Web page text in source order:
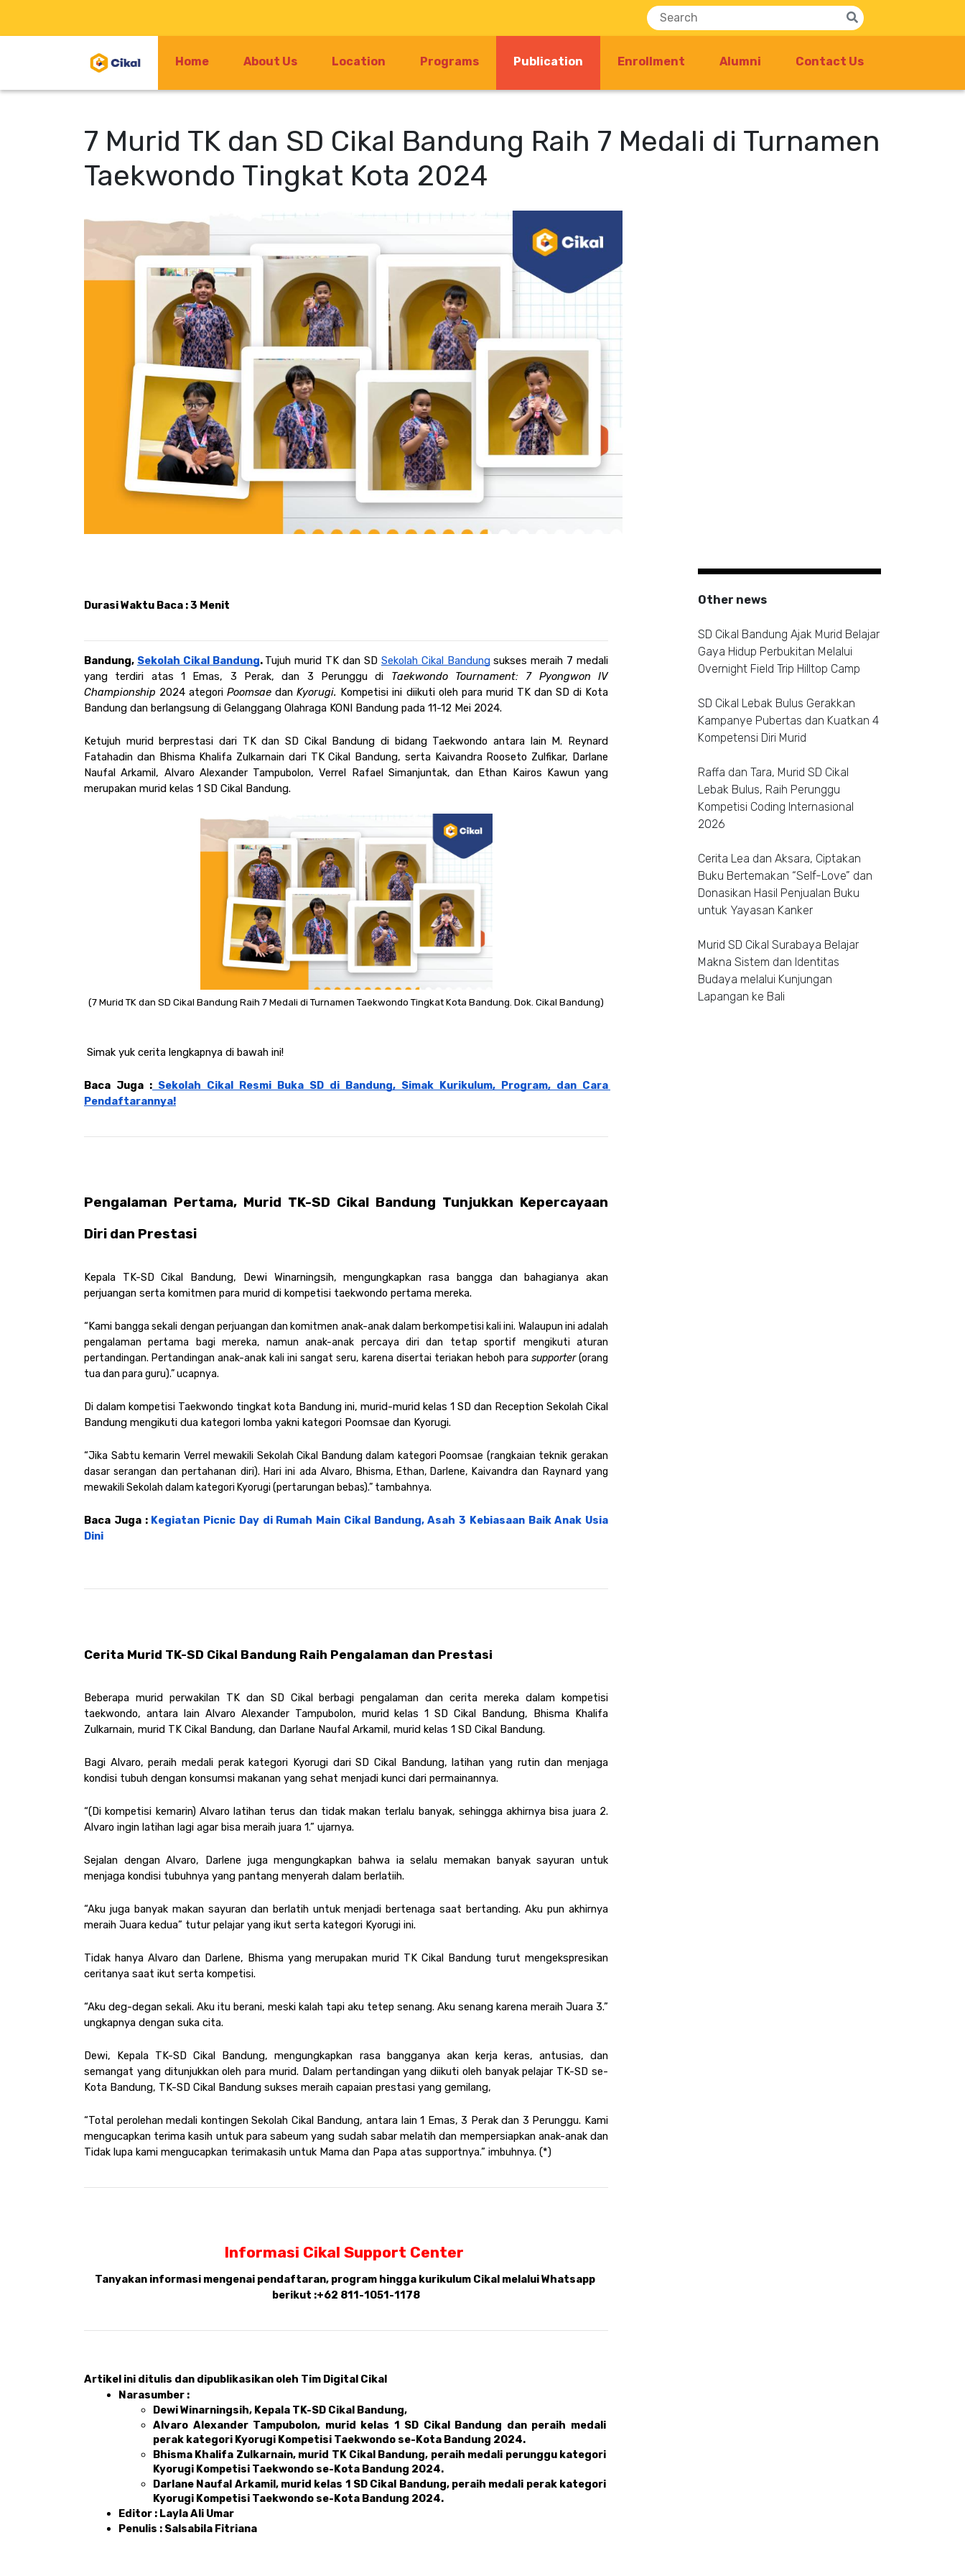
Home About Us Location Programs Publication (current)Enrollment Alumni Contact Us
7 Murid TK dan SD Cikal Bandung Raih 7 Medali di Turnamen
Taekwondo Tingkat Kota 2024
Durasi Waktu Baca : 3 Menit
Bandung, Sekolah Cikal Bandung. Tujuh murid TK dan SD Sekolah Cikal Bandung sukses meraih 7 medali
yang terdiri atas 1 Emas, 3 Perak, dan 3 Perunggu di Taekwondo Tournament: 7 Pyongwon IV
Championship 2024 ategori Poomsae dan Kyorugi. Kompetisi ini diikuti oleh para murid TK dan SD di Kota
Bandung dan berlangsung di Gelanggang Olahraga KONI Bandung pada 11-12 Mei 2024.
Ketujuh murid berprestasi dari TK dan SD Cikal Bandung di bidang Taekwondo antara lain M. Reynard
Fatahadin dan Bhisma Khalifa Zulkarnain dari TK Cikal Bandung, serta Kaivandra Rooseto Zulfikar, Darlane
Naufal Arkamil, Alvaro Alexander Tampubolon, Verrel Rafael Simanjuntak, dan Ethan Kairos Kawun yang
merupakan murid kelas 1 SD Cikal Bandung.
(7 Murid TK dan SD Cikal Bandung Raih 7 Medali di Turnamen Taekwondo Tingkat Kota Bandung. Dok. Cikal Bandung)
Simak yuk cerita lengkapnya di bawah ini!
Baca Juga : Sekolah Cikal Resmi Buka SD di Bandung, Simak Kurikulum, Program, dan Cara
Pendaftarannya!
Pengalaman Pertama, Murid TK-SD Cikal Bandung Tunjukkan Kepercayaan
Diri dan Prestasi
Kepala TK-SD Cikal Bandung, Dewi Winarningsih, mengungkapkan rasa bangga dan bahagianya akan
perjuangan serta komitmen para murid di kompetisi taekwondo pertama mereka.
“Kami bangga sekali dengan perjuangan dan komitmen anak-anak dalam berkompetisi kali ini. Walaupun ini adalah
pengalaman pertama bagi mereka, namun anak-anak percaya diri dan tetap sportif mengikuti aturan
pertandingan. Pertandingan anak-anak kali ini sangat seru, karena disertai teriakan heboh para supporter (orang
tua dan para guru).” ucapnya.
Di dalam kompetisi Taekwondo tingkat kota Bandung ini, murid-murid kelas 1 SD dan Reception Sekolah Cikal
Bandung mengikuti dua kategori lomba yakni kategori Poomsae dan Kyorugi.
“Jika Sabtu kemarin Verrel mewakili Sekolah Cikal Bandung dalam kategori Poomsae (rangkaian teknik gerakan
dasar serangan dan pertahanan diri). Hari ini ada Alvaro, Bhisma, Ethan, Darlene, Kaivandra dan Raynard yang
mewakili Sekolah dalam kategori Kyorugi (pertarungan bebas).” tambahnya.
Baca Juga : Kegiatan Picnic Day di Rumah Main Cikal Bandung, Asah 3 Kebiasaan Baik Anak Usia
Dini
Cerita Murid TK-SD Cikal Bandung Raih Pengalaman dan Prestasi
Beberapa murid perwakilan TK dan SD Cikal berbagi pengalaman dan cerita mereka dalam kompetisi
taekwondo, antara lain Alvaro Alexander Tampubolon, murid kelas 1 SD Cikal Bandung, Bhisma Khalifa
Zulkarnain, murid TK Cikal Bandung, dan Darlane Naufal Arkamil, murid kelas 1 SD Cikal Bandung.
Bagi Alvaro, peraih medali perak kategori Kyorugi dari SD Cikal Bandung, latihan yang rutin dan menjaga
kondisi tubuh dengan konsumsi makanan yang sehat menjadi kunci dari permainannya.
“(Di kompetisi kemarin) Alvaro latihan terus dan tidak makan terlalu banyak, sehingga akhirnya bisa juara 2.
Alvaro ingin latihan lagi agar bisa meraih juara 1.” ujarnya.
Sejalan dengan Alvaro, Darlene juga mengungkapkan bahwa ia selalu memakan banyak sayuran untuk
menjaga kondisi tubuhnya yang pantang menyerah dalam berlatiih.
“Aku juga banyak makan sayuran dan berlatih untuk menjadi bertenaga saat bertanding. Aku pun akhirnya
meraih Juara kedua” tutur pelajar yang ikut serta kategori Kyorugi ini.
Tidak hanya Alvaro dan Darlene, Bhisma yang merupakan murid TK Cikal Bandung turut mengekspresikan
ceritanya saat ikut serta kompetisi.
“Aku deg-degan sekali. Aku itu berani, meski kalah tapi aku tetep senang. Aku senang karena meraih Juara 3.”
ungkapnya dengan suka cita.
Dewi, Kepala TK-SD Cikal Bandung, mengungkapkan rasa bangganya akan kerja keras, antusias, dan
semangat yang ditunjukkan oleh para murid. Dalam pertandingan yang diikuti oleh banyak pelajar TK-SD se-
Kota Bandung, TK-SD Cikal Bandung sukses meraih capaian prestasi yang gemilang,
“Total perolehan medali kontingen Sekolah Cikal Bandung, antara lain 1 Emas, 3 Perak dan 3 Perunggu. Kami
mengucapkan terima kasih untuk para sabeum yang sudah sabar melatih dan mempersiapkan anak-anak dan
Tidak lupa kami mengucapkan terimakasih untuk Mama dan Papa atas supportnya.” imbuhnya. (*)
Informasi Cikal Support Center
Tanyakan informasi mengenai pendaftaran, program hingga kurikulum Cikal melalui Whatsapp
berikut :+62 811-1051-1178
Artikel ini ditulis dan dipublikasikan oleh Tim Digital Cikal
Narasumber :
Dewi Winarningsih, Kepala TK-SD Cikal Bandung,
Alvaro Alexander Tampubolon, murid kelas 1 SD Cikal Bandung dan peraih medali
perak kategori Kyorugi Kompetisi Taekwondo se-Kota Bandung 2024.
Bhisma Khalifa Zulkarnain, murid TK Cikal Bandung, peraih medali perunggu kategori
Kyorugi Kompetisi Taekwondo se-Kota Bandung 2024.
Darlane Naufal Arkamil, murid kelas 1 SD Cikal Bandung, peraih medali perak kategori
Kyorugi Kompetisi Taekwondo se-Kota Bandung 2024.
Editor : Layla Ali Umar
Penulis : Salsabila Fitriana
Other news
SD Cikal Bandung Ajak Murid Belajar
Gaya Hidup Perbukitan Melalui
Overnight Field Trip Hilltop Camp
SD Cikal Lebak Bulus Gerakkan
Kampanye Pubertas dan Kuatkan 4
Kompetensi Diri Murid
Raffa dan Tara, Murid SD Cikal
Lebak Bulus, Raih Perunggu
Kompetisi Coding Internasional
2026
Cerita Lea dan Aksara, Ciptakan
Buku Bertemakan “Self-Love” dan
Donasikan Hasil Penjualan Buku
untuk Yayasan Kanker
Murid SD Cikal Surabaya Belajar
Makna Sistem dan Identitas
Budaya melalui Kunjungan
Lapangan ke Bali